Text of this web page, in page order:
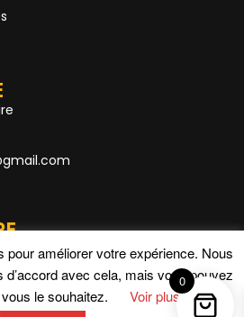
de stock
pour améliorer votre expérience. Nous
avec cela, mais vous pouvez
le souhaitez.
Voir plus
0